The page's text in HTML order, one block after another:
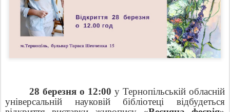
28 березня о 12:00у Тернопільській обласній
універсальній науковій бібліотеці відбудеться